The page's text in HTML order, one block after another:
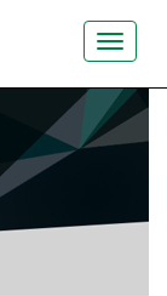
Toggle